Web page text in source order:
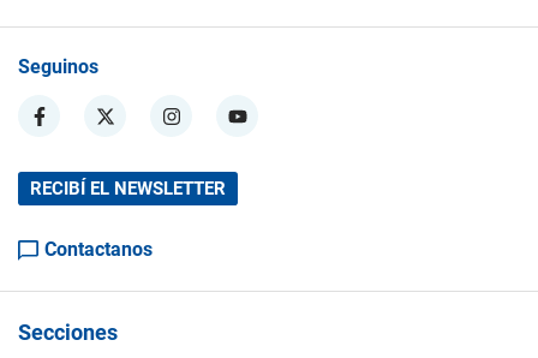
Seguinos
RECIBÍ EL NEWSLETTER
Contactanos
Secciones